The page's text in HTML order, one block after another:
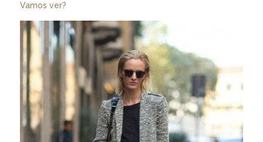
Vamos ver?